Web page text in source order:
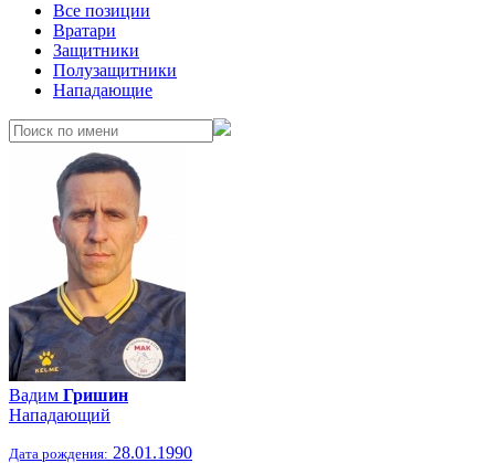
Все позиции
Вратари
Защитники
Полузащитники
Нападающие
Вадим Гришин
Нападающий
Дата рождения: 28.01.1990